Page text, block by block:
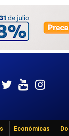
Económicas